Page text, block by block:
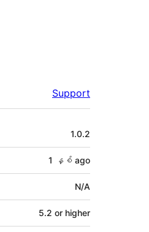
Support
1.0.2
1 နှစ် ago
N/A
5.2 or higher